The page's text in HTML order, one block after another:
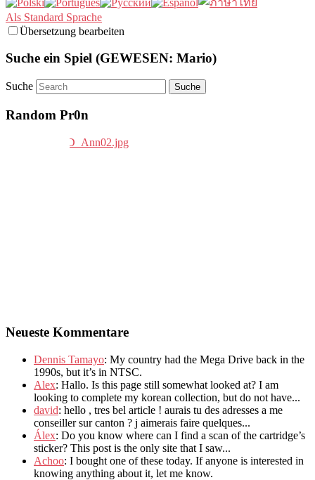
Als Standard Sprache
Übersetzung bearbeiten
Suche ein Spiel (GEWESEN: Mario)
Suche
Random Pr0n
Neueste Kommentare
Dennis Tamayo: My country had the Mega Drive back in the
1990s, but it’s in NTSC.
Alex: Hallo. Is this page still somewhat looked at? I am
looking to complete my korean collection, but do not have...
david: hello , tres bel article ! aurais tu des adresses a me
conseiller sur canton ? j aimerais faire quelques...
Álex: Do you know where can I find a scan of the cartridge’s
sticker? This post is the only site that I saw...
Achoo: I bought one of these today. If anyone is interested in
knowing anything about it, let me know.